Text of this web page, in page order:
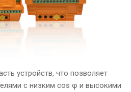
устройств, что позволяет
с низким cos φ и высокими